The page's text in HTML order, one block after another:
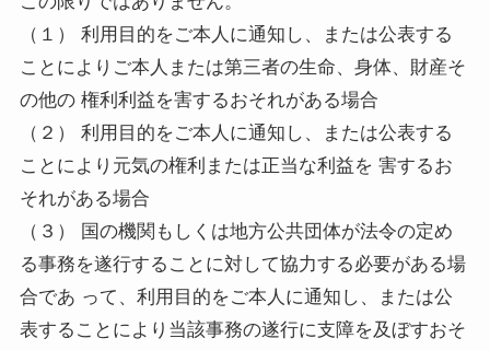
（１） 利用目的をご本人に通知し、または公表する
ことによりご本人または第三者の生命、身体、財産そ
の他の 権利利益を害するおそれがある場合
（２） 利用目的をご本人に通知し、または公表する
ことにより元気の権利または正当な利益を 害するお
それがある場合
（３） 国の機関もしくは地方公共団体が法令の定め
る事務を遂行することに対して協力する必要がある場
合であ って、利用目的をご本人に通知し、または公
表することにより当該事務の遂行に支障を及ぼすおそ